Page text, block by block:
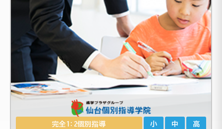
完全1:2個別指導 小 中 高